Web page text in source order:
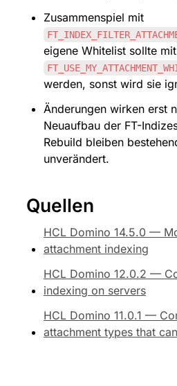
werden, sonst wird sie
Änderungen wirken erst
Neuaufbau der FT-
Rebuild bleiben
unverändert.
Quellen
HCL Domino 14.5.0 —
attachment indexing
HCL Domino 12.0.2 —
indexing on servers
HCL Domino 11.0.1 —
attachment types that